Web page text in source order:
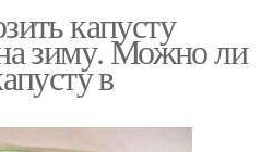
капусту
зиму. Можно ли
в